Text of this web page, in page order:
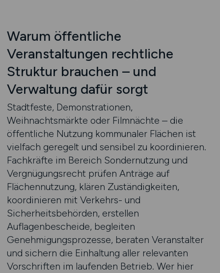
Warum öffentliche
Veranstaltungen rechtliche
Struktur brauchen – und
Verwaltung dafür sorgt
Stadtfeste, Demonstrationen,
Weihnachtsmärkte oder Filmnächte – die
öffentliche Nutzung kommunaler Flächen ist
vielfach geregelt und sensibel zu koordinieren.
Fachkräfte im Bereich Sondernutzung und
Vergnügungsrecht prüfen Anträge auf
Flächennutzung, klären Zuständigkeiten,
koordinieren mit Verkehrs- und
Sicherheitsbehörden, erstellen
Auflagenbescheide, begleiten
Genehmigungsprozesse, beraten Veranstalter
und sichern die Einhaltung aller relevanten
Vorschriften im laufenden Betrieb. Wer hier